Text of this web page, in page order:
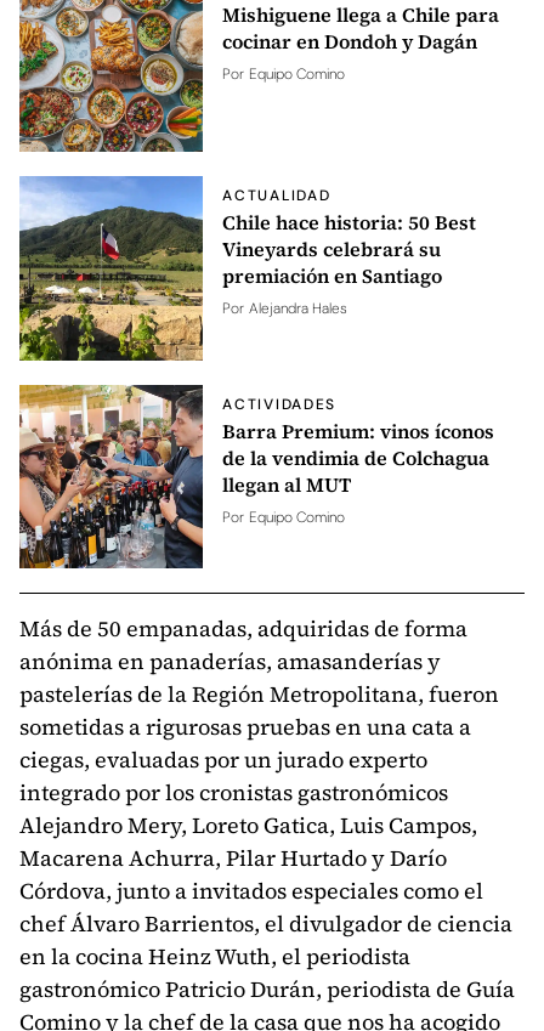
Mishiguene llega a Chile para
cocinar en Dondoh y Dagán
Por Equipo Comino
ACTUALIDAD
Chile hace historia: 50 Best
Vineyards celebrará su
premiación en Santiago
Por Alejandra Hales
ACTIVIDADES
Barra Premium: vinos íconos
de la vendimia de Colchagua
llegan al MUT
Por Equipo Comino
Más de 50 empanadas, adquiridas de forma
anónima en panaderías, amasanderías y
pastelerías de la Región Metropolitana, fueron
sometidas a rigurosas pruebas en una cata a
ciegas, evaluadas por un jurado experto
integrado por los cronistas gastronómicos
Alejandro Mery, Loreto Gatica, Luis Campos,
Macarena Achurra, Pilar Hurtado y Darío
Córdova, junto a invitados especiales como el
chef Álvaro Barrientos, el divulgador de ciencia
en la cocina Heinz Wuth, el periodista
gastronómico Patricio Durán, periodista de Guía
Comino y la chef de la casa que nos ha acogido